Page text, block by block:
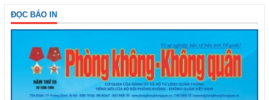
ĐỌC BÁO IN